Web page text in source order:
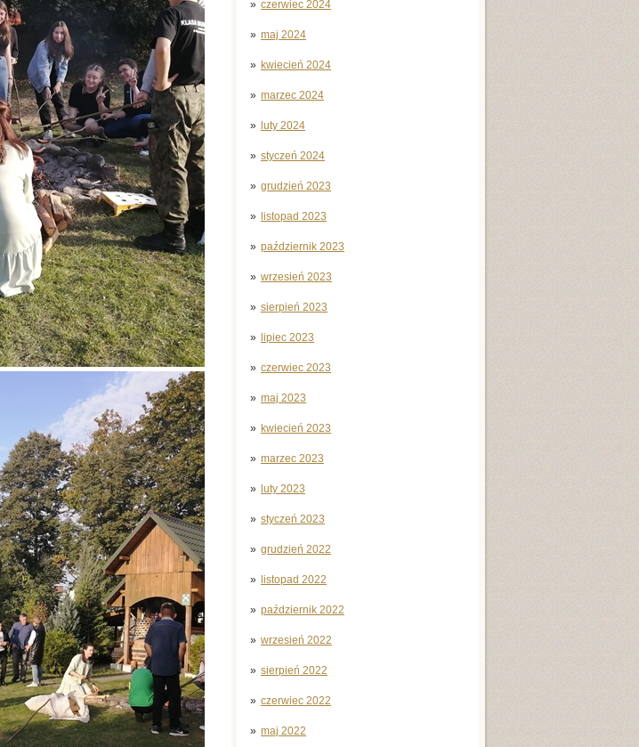
czerwiec 2024
maj 2024
kwiecień 2024
marzec 2024
luty 2024
styczeń 2024
grudzień 2023
listopad 2023
październik 2023
wrzesień 2023
sierpień 2023
lipiec 2023
czerwiec 2023
maj 2023
kwiecień 2023
marzec 2023
luty 2023
styczeń 2023
grudzień 2022
listopad 2022
październik 2022
wrzesień 2022
sierpień 2022
czerwiec 2022
maj 2022